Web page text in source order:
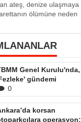
ateş, denize ulaşmaya
ölümüne neden
Genel Kurulu'nda,
gündemi
0
korsan
operasyon: